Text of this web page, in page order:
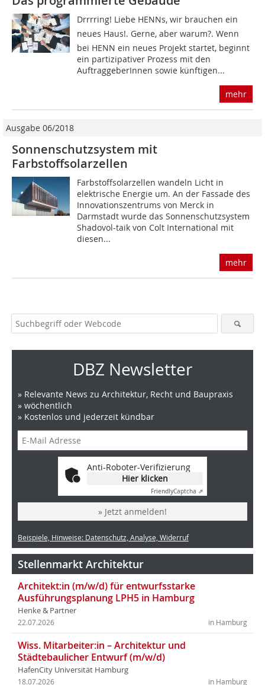
Drrrring! Liebe HENNs, wir brauchen ein
neues Haus!. Gerne, aber warum?. Wenn
bei HENN ein neues Projekt startet, beginnt
ein partizipativer Prozess mit den
AuftraggeberInnen sowie künftigen...
mehr
Ausgabe 06/2018
Sonnenschutzsystem mit
Farbstoffsolarzellen
Farbstoffsolarzellen wandeln Licht in
elektrische Energie um. An der Fassade des
Innovationszentrums von Merck in
Darmstadt wurde das Sonnenschutzsystem
Shadovol-taik von Colt International mit
diesen...
mehr
DBZ Newsletter
» Relevante News zu Architektur, Recht und Baupraxis
» wöchentlich
» Kostenlos und jederzeit kündbar
Anti-Roboter-Verifizierung
Hier klicken
FriendlyCaptcha ⇗
» Jetzt anmelden!
Beispiele, Hinweise: Datenschutz, Analyse, Widerruf
Stellenmarkt Architektur
Architekt:in (m/w/d) für entwurfsstarke
Ausführungsplanung LPH5 in Hamburg
Henke & Partner
in Hamburg
22.07.2026
Wiss. Mitarbeiter:in – Architektur und
Städtebaulicher Entwurf (m/w/d)
HafenCity Universität Hamburg
in Hamburg
18.07.2026